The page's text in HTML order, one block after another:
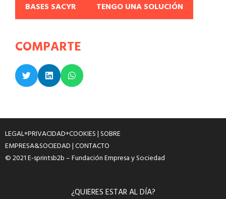
BASES SACYR
TENGO UNA SOLUCIÓN
COMPARTE
LEGAL+PRIVACIDAD+COOKIES| SOBRE
EMPRESA&SOCIEDAD|CONTACTO
© 2021 E-sprintsb2b – Fundación Empresa y Sociedad
¿QUIERES ESTAR AL DÍA?